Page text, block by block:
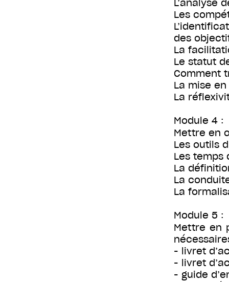
L’analyse
Les
des
La
Le statut
Comment
La mise
La
Module 4 :
Mettre en
Les outils
Les temps
La
La
La
Module 5 :
Mettre en
- livret
- livret
- guide